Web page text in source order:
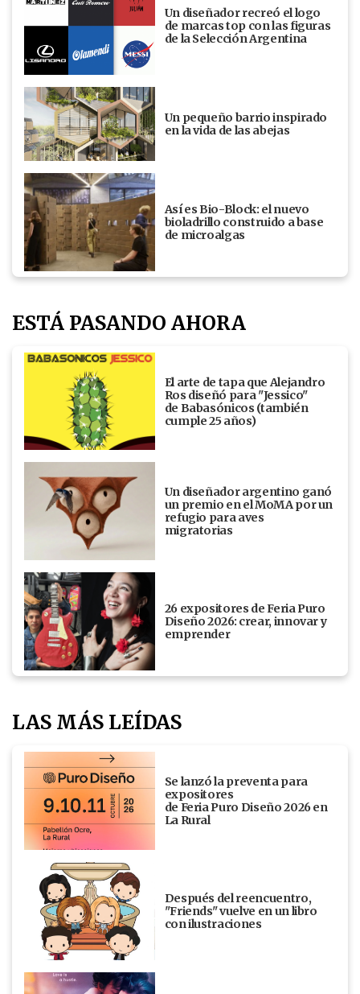
Un diseñador recreó el logo
de marcas top con las figuras
de la Selección Argentina
Un pequeño barrio inspirado
en la vida de las abejas
Así es Bio-Block: el nuevo
bioladrillo construido a base
de microalgas
ESTÁ PASANDO AHORA
El arte de tapa que Alejandro
Ros diseñó para "Jessico"
de Babasónicos (también
cumple 25 años)
Un diseñador argentino ganó
un premio en el MoMA por un
refugio para aves
migratorias
26 expositores de Feria Puro
Diseño 2026: crear, innovar y
emprender
LAS MÁS LEÍDAS
Se lanzó la preventa para
expositores
de Feria Puro Diseño 2026 en
La Rural
Después del reencuentro,
"Friends" vuelve en un libro
con ilustraciones